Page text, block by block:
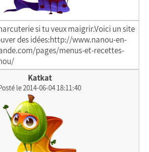
si tu veux maigrir.Voici un site
des idées:http://www.nanou-en-
pages/menus-et-recettes-
Katkat
le 2014-06-04 18:11:40